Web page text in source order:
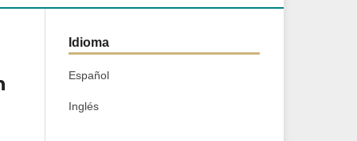
Idioma
Español
Inglés